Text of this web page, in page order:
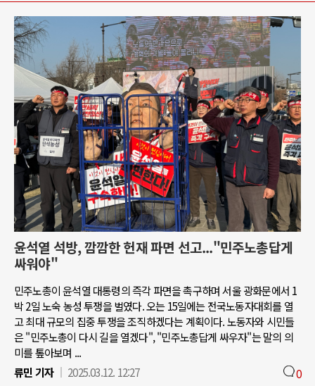
윤석열 석방, 깜깜한 헌재 파면 선고..."민주노총답게
싸워야"
민주노총이 윤석열 대통령의 즉각 파면을 촉구하며 서울 광화문에서 1
박 2일 노숙 농성 투쟁을 벌였다. 오는 15일에는 전국노동자대회를 열
고 최대 규모의 집중 투쟁을 조직하겠다는 계획이다. 노동자와 시민들
은 "민주노총이 다시 길을 열겠다", "민주노총답게 싸우자"는 말의 의
미를 톺아보며 ...
류민 기자
2025.03.12. 12:27 0